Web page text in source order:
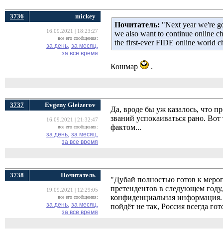
3736 mickey
16.09.2021 | 18:23:27
все его сообщения:
за день, за месяц,
за все время
Почитатель: "Next year we're
we also want to continue online
the first-ever FIDE online world
Кошмар .
3737 Evgeny Gleizerov
16.09.2021 | 21:32:47
все его сообщения:
за день, за месяц,
за все время
Да, вроде бы уж казалось, что
званий успокаиваться рано.
фактом...
3738 Почитатель
19.09.2021 | 12:29:05
все его сообщения:
за день, за месяц,
за все время
"Дубай полностью готов к
претендентов в следующем
конфиденциальная информация.
пойдёт не так, Россия всегда